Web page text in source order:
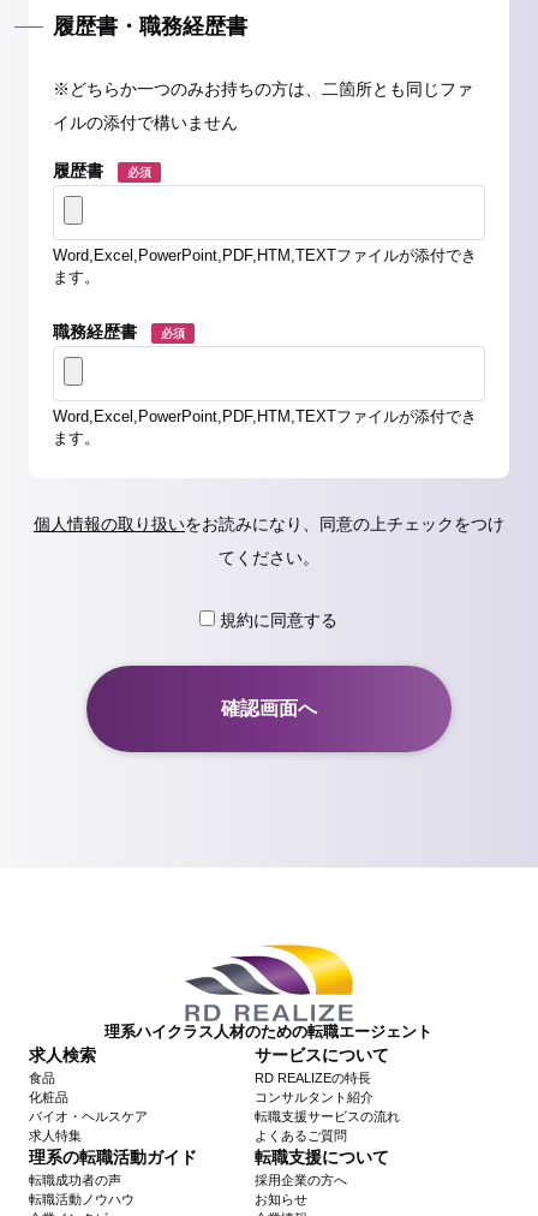
履歴書・職務経歴書
※どちらか一つのみお持ちの方は、二箇所とも同じファ
イルの添付で構いません
履歴書 必須
Word,Excel,PowerPoint,PDF,HTM,TEXTファイルが添付でき
ます。
職務経歴書 必須
Word,Excel,PowerPoint,PDF,HTM,TEXTファイルが添付でき
ます。
個人情報の取り扱いをお読みになり、同意の上チェックをつけ
てください。
規約に同意する
理系ハイクラス人材のための転職エージェント
求人検索
食品
化粧品
バイオ・ヘルスケア
求人特集
サービスについて
RD REALIZEの特長
コンサルタント紹介
転職支援サービスの流れ
よくあるご質問
理系の転職活動ガイド
転職成功者の声
転職活動ノウハウ
転職支援について
採用企業の方へ
お知らせ